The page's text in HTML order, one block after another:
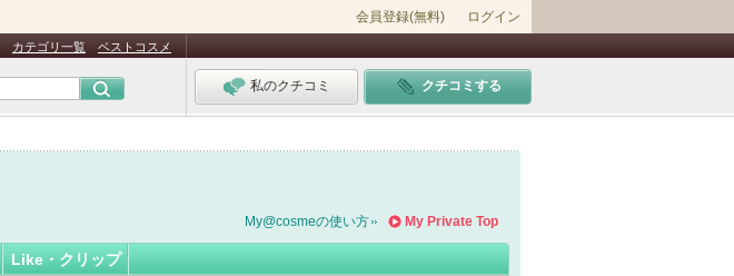
会員登録(無料) ログイン
カテゴリ一覧 ベストコスメ
私のクチコミ クチコミする
My Private Top
My@cosmeの使い方
Like・クリップ